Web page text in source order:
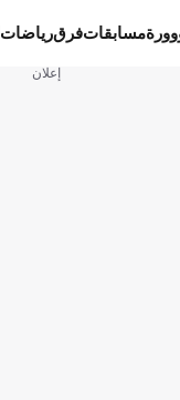
مسابقاتفرقرياضات
إعلان